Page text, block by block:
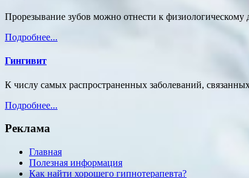
Прорезывание зубов можно отнести к физиологическому
Подробнее...
Гингивит
К числу самых распространенных заболеваний,
Подробнее...
Реклама
Главная
Полезная информация
Как найти хорошего гипнотерапевта?